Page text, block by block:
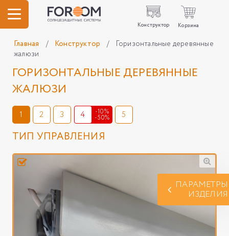
Конструктор Корзина
Главная / Конструктор /
Горизонтальные деревянные
жалюзи
ГОРИЗОНТАЛЬНЫЕ ДЕРЕВЯННЫЕ
ЖАЛЮЗИ
1 2 3 4 -10%
-50% 5
ТИП УПРАВЛЕНИЯ
ПАРАМЕТРЫ
ИЗДЕЛИЯ